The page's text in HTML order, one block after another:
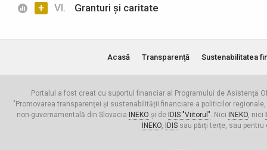
+ VI. Granturi și caritate
Acasă Transparenţă Sustenabilitatea
Portalul a fost creat cu suportul financiar al Programului de Asistență
"Promovarea transparenței și sustenabilității financiare a politicilor
non-guvernamentală din Slovacia
INEKO și de IDIS "Viitorul". Nici INEKO, nici
INEKO, IDISsau părți terțe, sau pentru